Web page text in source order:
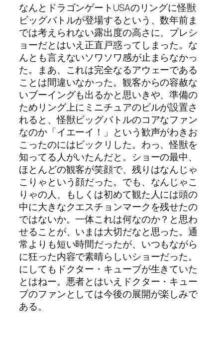
なんとドラゴンゲートUSAのリングに怪獣
ビッグバトルが登場するという、数年前ま
では考えられない露出度の高さに、プレシ
ョーだとはいえ正直戸惑ってしまった。な
んとも言えないソワソワ感が止まらなかっ
た。まあ、これは完全なるアウェーである
ことは間違いなかった。観客からの容赦な
いブーイングも出るかと思いきや、準備の
ためリング上にミニチュアのビルが設置さ
れると、怪獣ビッグバトルのコアなファン
なのか「イエーイ！」という歓声がわきお
こったのにはビックリした。わっ、怪獣を
知ってる人がいたんだと。ショーの最中、
ほとんどの観客が笑顔で、残りはなんじゃ
こりゃという顔だった。でも、なんじゃこ
りゃの人、もしくは初めて観た人には頭の
中に大きなクエスチョンマークを残せたの
ではないか。一体これは何なのか？と思わ
せることが、いまは大切だなと思った。通
常よりも短い時間だったが、いつもながら
に狂った内容で素晴らしいショーだった。
にしてもドクター・キューブが生きていた
とはねー。悪者とはいえドクター・キュー
ブのファンとしては今後の展開が楽しみで
ある。